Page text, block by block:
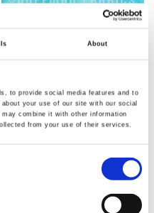
About
to provide social media features and to
your use of our site with our social
combine it with other information
from your use of their services.